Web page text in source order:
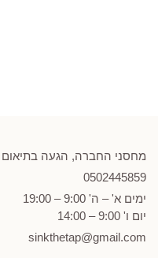
מחסני החברה, הגעה בתיאום
0502445859
ימים א' – ה' 9:00 – 19:00
יום ו' 9:00 – 14:00
sinkthetap@gmail.com